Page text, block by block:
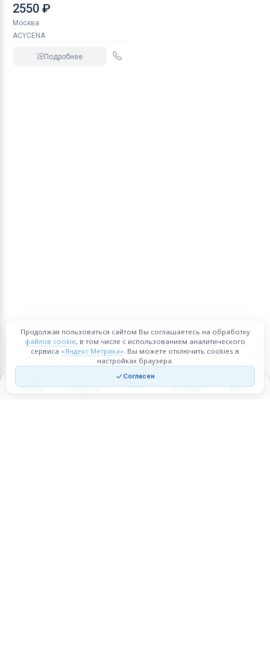
2550 ₽
Москва
ACYCENA
Подробнее
Главная Закладки Корзина Войти
Продолжая пользоваться сайтом Вы соглашаетесь на обработку
файлов cookie, в том числе с использованием аналитического
сервиса «Яндекс Метрика». Вы можете отключить cookies в
настройках браузера.
Согласен